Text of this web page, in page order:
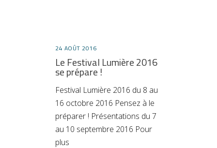
24 AOÛT 2016
Le Festival Lumière 2016
se prépare !
Festival Lumière 2016 du 8 au
16 octobre 2016 Pensez à le
préparer ! Présentations du 7
au 10 septembre 2016 Pour
plus